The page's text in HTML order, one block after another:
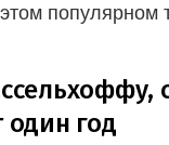
популярном
один год